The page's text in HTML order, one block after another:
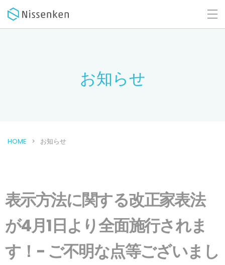
お知らせ
HOME お知らせ
表示方法に関する改正家表法
が4月1日より全面施行されま
す！- ご不明な点等ございまし